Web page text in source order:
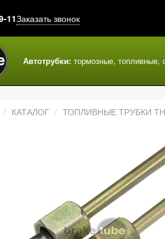
11Заказать звонок
Автотрубки: тормозные, топливные,
КАТАЛОГ ТОПЛИВНЫЕ ТРУБКИ